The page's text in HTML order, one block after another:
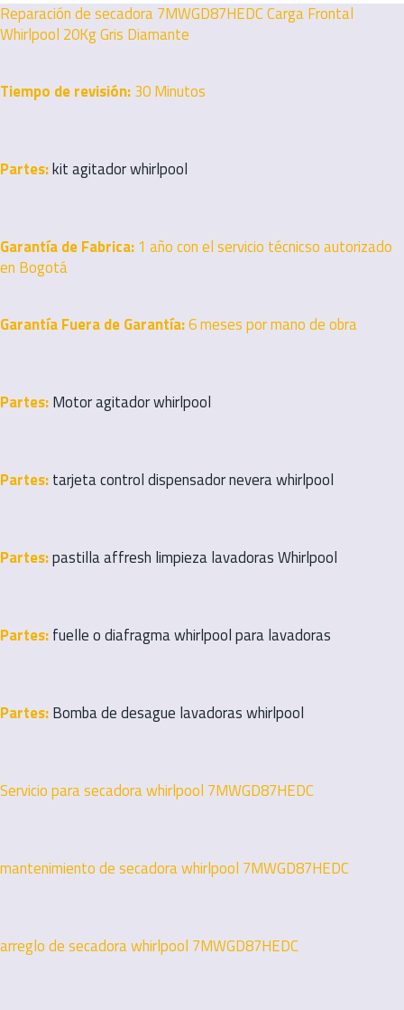
Reparación de secadora 7MWGD87HEDC Carga Frontal
Whirlpool 20Kg Gris Diamante
Tiempo de revisión:30 Minutos
Partes:kit agitador whirlpool
Garantía de Fabrica:1 año con el servicio técnicso autorizado
en Bogotá
Garantía Fuera de Garantía:6 meses por mano de obra
Partes:Motor agitador whirlpool
Partes:tarjeta control dispensador nevera whirlpool
Partes:pastilla affresh limpieza lavadoras Whirlpool
Partes:fuelle o diafragma whirlpool para lavadoras
Partes:Bomba de desague lavadoras whirlpool
Servicio para secadora whirlpool 7MWGD87HEDC
mantenimiento de secadora whirlpool 7MWGD87HEDC
arreglo de secadora whirlpool 7MWGD87HEDC